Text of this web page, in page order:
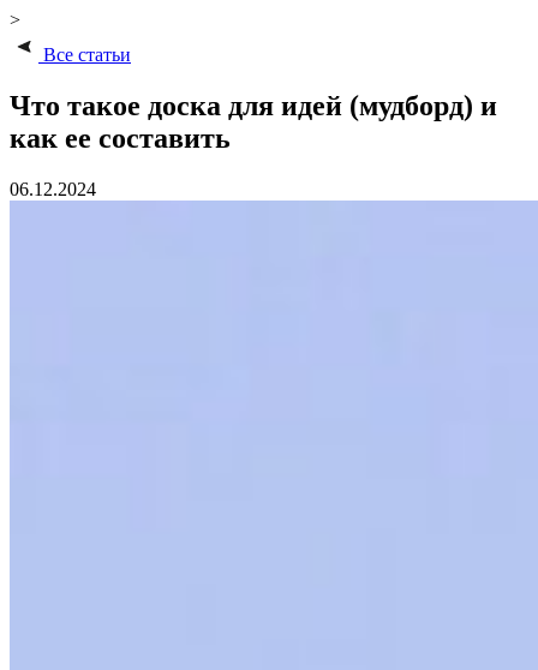
>
Все статьи
Что такое доска для идей (мудборд) и
как ее составить
06.12.2024